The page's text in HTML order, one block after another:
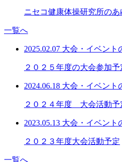
ニセコ健康体操研究所のあ
一覧へ
2025.02.07 大会・イベント
２０２５年度の大会参加予
2024.06.18 大会・イベント
２０２４年度 大会活動予
2023.05.13 大会・イベント
２０２３年度大会活動予定
一覧へ